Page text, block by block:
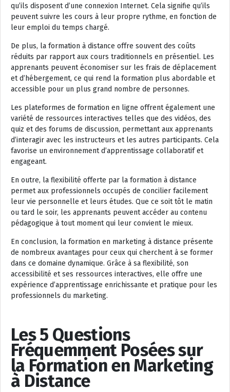
qu’ils disposent d’une connexion Internet. Cela signifie qu’ils
peuvent suivre les cours à leur propre rythme, en fonction de
leur emploi du temps chargé.
De plus, la formation à distance offre souvent des coûts
réduits par rapport aux cours traditionnels en présentiel. Les
apprenants peuvent économiser sur les frais de déplacement
et d’hébergement, ce qui rend la formation plus abordable et
accessible pour un plus grand nombre de personnes.
Les plateformes de formation en ligne offrent également une
variété de ressources interactives telles que des vidéos, des
quiz et des forums de discussion, permettant aux apprenants
d’interagir avec les instructeurs et les autres participants. Cela
favorise un environnement d’apprentissage collaboratif et
engageant.
En outre, la flexibilité offerte par la formation à distance
permet aux professionnels occupés de concilier facilement
leur vie personnelle et leurs études. Que ce soit tôt le matin
ou tard le soir, les apprenants peuvent accéder au contenu
pédagogique à tout moment qui leur convient le mieux.
En conclusion, la formation en marketing à distance présente
de nombreux avantages pour ceux qui cherchent à se former
dans ce domaine dynamique. Grâce à sa flexibilité, son
accessibilité et ses ressources interactives, elle offre une
expérience d’apprentissage enrichissante et pratique pour les
professionnels du marketing.
Les 5 Questions
Fréquemment Posées sur
la Formation en Marketing
à Distance